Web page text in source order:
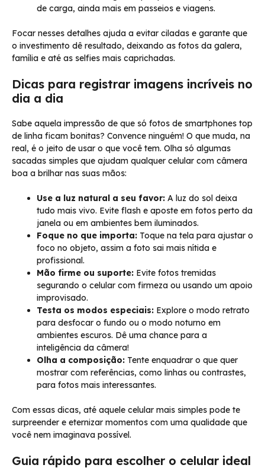
de carga, ainda mais em passeios e viagens.
Focar nesses detalhes ajuda a evitar ciladas e garante que
o investimento dê resultado, deixando as fotos da galera,
família e até as selfies mais caprichadas.
Dicas para registrar imagens incríveis no
dia a dia
Sabe aquela impressão de que só fotos de smartphones top
de linha ficam bonitas? Convence ninguém! O que muda, na
real, é o jeito de usar o que você tem. Olha só algumas
sacadas simples que ajudam qualquer celular com câmera
boa a brilhar nas suas mãos:
Use a luz natural a seu favor: A luz do sol deixa
tudo mais vivo. Evite flash e aposte em fotos perto da
janela ou em ambientes bem iluminados.
Foque no que importa: Toque na tela para ajustar o
foco no objeto, assim a foto sai mais nítida e
profissional.
Mão firme ou suporte: Evite fotos tremidas
segurando o celular com firmeza ou usando um apoio
improvisado.
Testa os modos especiais: Explore o modo retrato
para desfocar o fundo ou o modo noturno em
ambientes escuros. Dê uma chance para a
inteligência da câmera!
Olha a composição: Tente enquadrar o que quer
mostrar com referências, como linhas ou contrastes,
para fotos mais interessantes.
Com essas dicas, até aquele celular mais simples pode te
surpreender e eternizar momentos com uma qualidade que
você nem imaginava possível.
Guia rápido para escolher o celular ideal